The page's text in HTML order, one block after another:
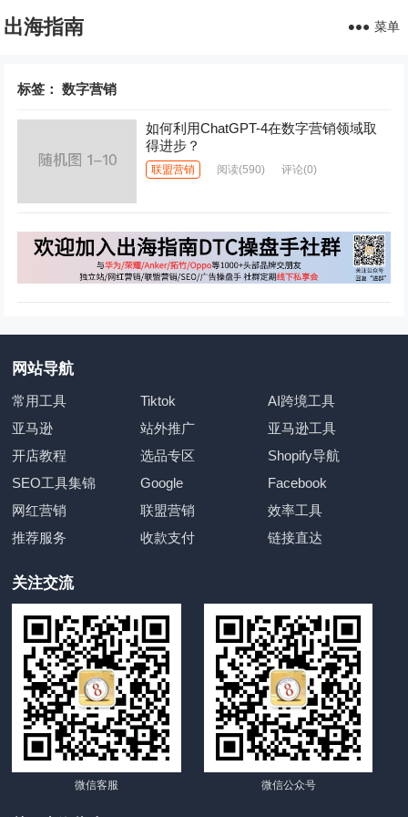
出海指南 菜单
标签：数字营销
如何利用ChatGPT-4在数字营销领域取
得进步？
联盟营销 阅读(590) 评论(0)
网站导航
常用工具 Tiktok
AI跨境工具
亚马逊
站外推广
亚马逊工具
开店教程
选品专区
Shopify导航
SEO工具集锦
Google
Facebook
网红营销
联盟营销
效率工具
推荐服务
收款支付 链接直达
关注交流
微信客服 微信公众号